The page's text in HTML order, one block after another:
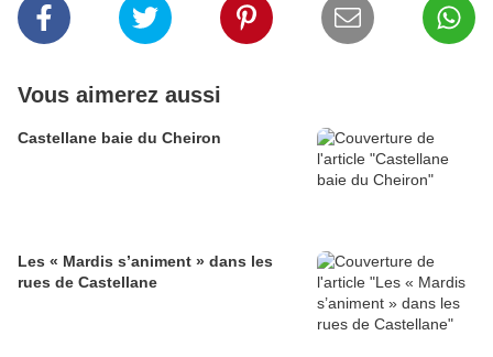
Vous aimerez aussi
Castellane baie du Cheiron
Les « Mardis s’animent » dans les
rues de Castellane